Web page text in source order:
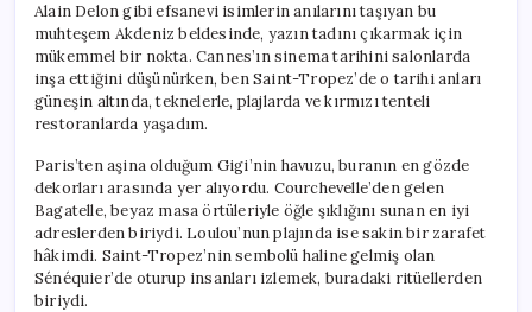
Alain Delon gibi efsanevi isimlerin anılarını taşıyan bu
muhteşem Akdeniz beldesinde, yazın tadını çıkarmak için
mükemmel bir nokta. Cannes’ın sinema tarihini salonlarda
inşa ettiğini düşünürken, ben Saint-Tropez’de o tarihi anları
güneşin altında, teknelerle, plajlarda ve kırmızı tenteli
restoranlarda yaşadım.
Paris’ten aşina olduğum Gigi’nin havuzu, buranın en gözde
dekorları arasında yer alıyordu. Courchevelle’den gelen
Bagatelle, beyaz masa örtüleriyle öğle şıklığını sunan en iyi
adreslerden biriydi. Loulou’nun plajında ise sakin bir zarafet
hâkimdi. Saint-Tropez’nin sembolü haline gelmiş olan
Sénéquier’de oturup insanları izlemek, buradaki ritüellerden
biriydi.